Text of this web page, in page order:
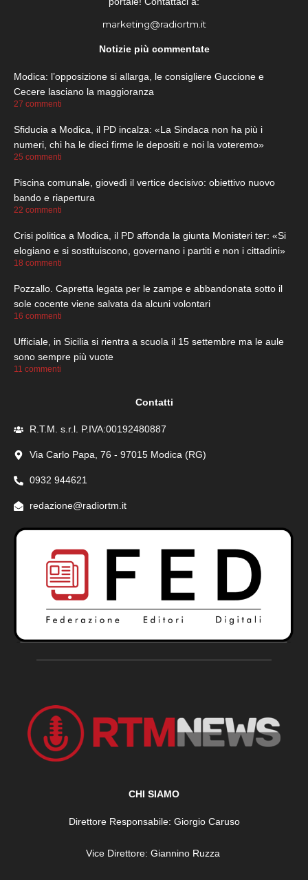
marketing@radiortm.it
Notizie più commentate
Modica: l’opposizione si allarga, le consigliere Guccione e
Cecere lasciano la maggioranza
27 commenti
Sfiducia a Modica, il PD incalza: «La Sindaca non ha più i
numeri, chi ha le dieci firme le depositi e noi la voteremo»
25 commenti
Piscina comunale, giovedì il vertice decisivo: obiettivo nuovo
bando e riapertura
22 commenti
Crisi politica a Modica, il PD affonda la giunta Monisteri ter: «Si
elogiano e si sostituiscono, governano i partiti e non i cittadini»
18 commenti
Pozzallo. Capretta legata per le zampe e abbandonata sotto il
sole cocente viene salvata da alcuni volontari
16 commenti
Ufficiale, in Sicilia si rientra a scuola il 15 settembre ma le aule
sono sempre più vuote
11 commenti
Contatti
R.T.M. s.r.l. P.IVA:00192480887
Via Carlo Papa, 76 - 97015 Modica (RG)
0932 944621
redazione@radiortm.it
CHI SIAMO
Direttore Responsabile: Giorgio Caruso
Vice Direttore: Giannino Ruzza